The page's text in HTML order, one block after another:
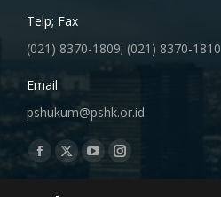
Telp; Fax
(021) 8370-1809; (021) 8370-1810
Email
pshukum@pshk.or.id
Find us on:
Facebook
X
YouTubeInstagram